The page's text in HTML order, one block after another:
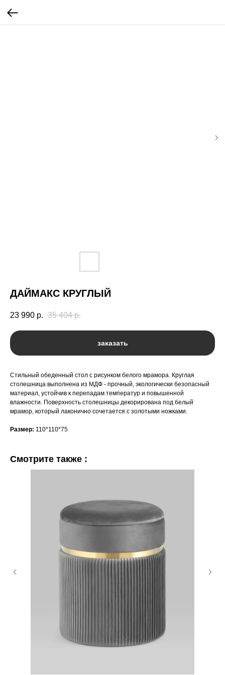
ДАЙМАКС КРУГЛЫЙ
23 990 р. 35 404 р.
заказать
Стильный обеденный стол с рисунком белого мрамора. Круглая
столешница выполнена из МДФ - прочный, экологически безопасный
материал, устойчив к перепадам температур и повышенной
влажности. Поверхность столешницы декорирована под белый
мрамор, который лаконично сочетается с золотыми ножками.
Размер: 110*110*75
Смотрите также :